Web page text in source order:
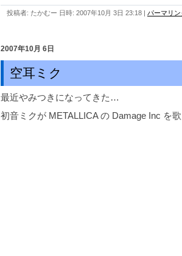
投稿者: たかむー 日時: 2007年10月 3日 23:18 | パーマリン
2007年10月 6日
空耳ミク
最近やみつきになってきた…
初音ミクが METALLICA の Damage Inc を